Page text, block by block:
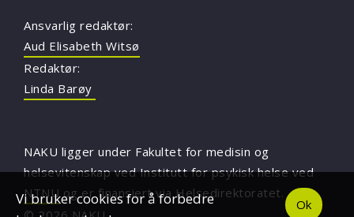
Ansvarlig redaktør:
Aud Elisabeth Witsø
Redaktør:
Linda Barøy
NAKU ligger under Fakultet for medisin og
helsevitenskap ved Institutt for psykisk helse ved
NTNU og er finansiert via Helsedirektoratet.
Vi bruker cookies for å forbedre
Ok